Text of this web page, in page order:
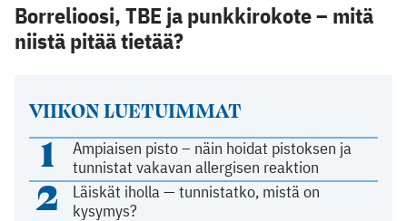
VIIKON LUETUIMMAT
1
Ampiaisen pisto – näin hoidat pistoksen ja
tunnistat vakavan allergisen reaktion
2
Läiskät iholla — tunnistatko, mistä on
kysymys?
Borrelioosi, TBE ja punkkirokote – mitä
niistä pitää tietää?